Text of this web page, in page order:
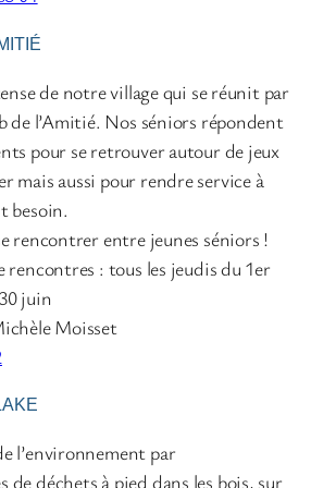
de notre village qui se réunit par
de l’Amitié. Nos séniors répondent
pour se retrouver autour de jeux
mais aussi pour rendre service à
besoin.
rencontrer entre jeunes séniors !
rencontres : tous les jeudis du 1er
juin
Moisset
l’environnement par
de déchets à pied dans les bois, sur